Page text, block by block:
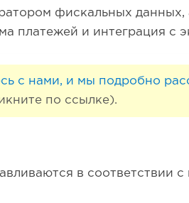
фискальных
платежей и интеграция с
с нами, и мы подробно
по ссылке).
в соответствии